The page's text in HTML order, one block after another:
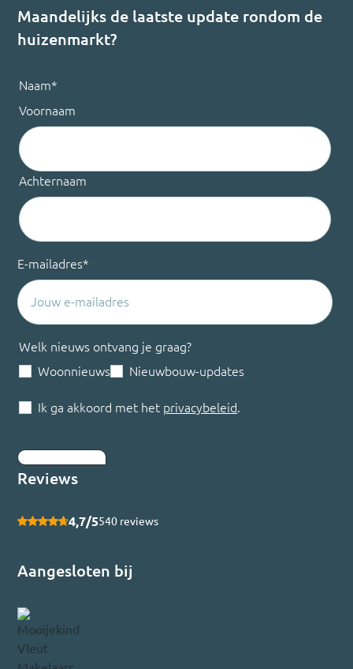
Maandelijks de laatste update rondom de
huizenmarkt?
Naam*
Voornaam
Achternaam
E-mailadres*
Welk nieuws ontvang je graag?
Woonnieuws
Nieuwbouw-updates
Ik ga akkoord met het privacybeleid.
Reviews
4,7/5540 reviews
Aangesloten bij